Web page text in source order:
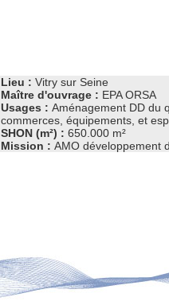
Lieu : Vitry sur Seine
Maître d'ouvrage : EPA ORSA
Usages : Aménagement DD du
commerces, équipements, et
SHON (m²) : 650.000 m²
Mission : AMO développement